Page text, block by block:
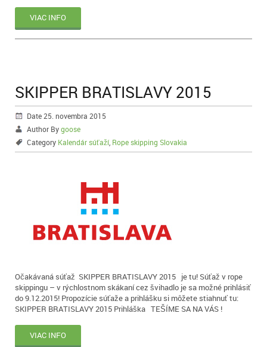
VIAC INFO
SKIPPER BRATISLAVY 2015
Date 25. novembra 2015
Author Bygoose
Category Kalendár súťaží Rope skipping Slovakia
Očakávaná súťaž SKIPPER BRATISLAVY 2015 je tu! Súťaž v rope
skippingu – v rýchlostnom skákaní cez švihadlo je sa možné prihlásiť
do 9.12.2015! Propozície súťaže a prihlášku si môžete stiahnuť tu:
SKIPPER BRATISLAVY 2015 Prihláška TEŠÍME SA NA VÁS !
VIAC INFO